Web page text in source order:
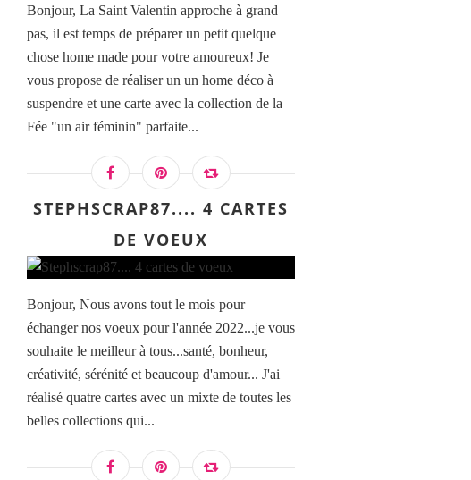
Bonjour, La Saint Valentin approche à grand
pas, il est temps de préparer un petit quelque
chose home made pour votre amoureux! Je
vous propose de réaliser un un home déco à
suspendre et une carte avec la collection de la
Fée "un air féminin" parfaite...
STEPHSCRAP87.... 4 CARTES
DE VOEUX
Bonjour, Nous avons tout le mois pour
échanger nos voeux pour l'année 2022...je vous
souhaite le meilleur à tous...santé, bonheur,
créativité, sérénité et beaucoup d'amour... J'ai
réalisé quatre cartes avec un mixte de toutes les
belles collections qui...